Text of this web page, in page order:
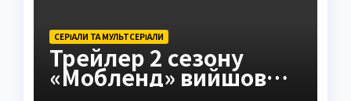
СЕРІАЛИ ТА МУЛЬТСЕРІАЛИ
Трейлер 2 сезону
«Мобленд» вийшов